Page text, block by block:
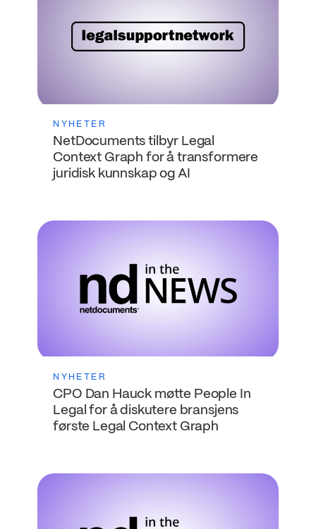
NYHETER
NetDocuments tilbyr Legal
Context Graph for å transformere
juridisk kunnskap og AI
NYHETER
CPO Dan Hauck møtte People In
Legal for å diskutere bransjens
første Legal Context Graph